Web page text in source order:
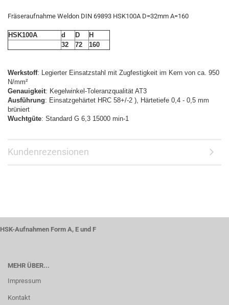
Fräseraufnahme Weldon DIN 69893 HSK100A D=32mm A=160
HSK100A d D
H
32
72 160
Werkstoff: Legierter Einsatzstahl mit Zugfestigkeit im Kern von ca. 950
N/mm²
Genauigkeit: Kegelwinkel-Toleranzqualität AT3
Ausführung: Einsatzgehärtet HRC 58+/-2 ), Härtetiefe 0,4 - 0,5 mm
brüniert
Wuchtgüte: Standard G 6,3 15000 min-1
Kundenrezensionen
HSK-Aufnahmen Form A, E und F
MEHR ÜBER...
Impressum
Kontakt